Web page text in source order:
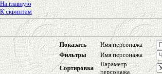
На главную
К скриптам
Показать Имя персонажа
Фильтры
Имя персонажа
Сортировка
Параметр
персонажа